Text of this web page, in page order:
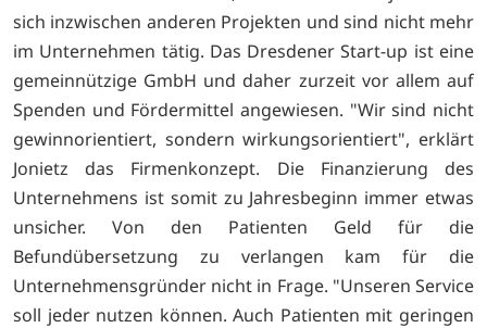
sich inzwischen anderen Projekten und sind nicht mehr
im Unternehmen tätig. Das Dresdener Start-up ist eine
gemeinnützige GmbH und daher zurzeit vor allem auf
Spenden und Fördermittel angewiesen. "Wir sind nicht
gewinnorientiert, sondern wirkungsorientiert", erklärt
Jonietz das Firmenkonzept. Die Finanzierung des
Unternehmens ist somit zu Jahresbeginn immer etwas
unsicher. Von den Patienten Geld für die
Befundübersetzung zu verlangen kam für die
Unternehmensgründer nicht in Frage. "Unseren Service
soll jeder nutzen können. Auch Patienten mit geringen